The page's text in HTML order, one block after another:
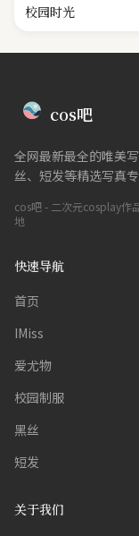
校园时光
cos吧
全网最新最全的唯美
丝、短发等精选写真
cos吧 - 二次元cosplay作
地
快速导航
首页
IMiss
爱尤物
校园制服
黑丝
短发
关于我们